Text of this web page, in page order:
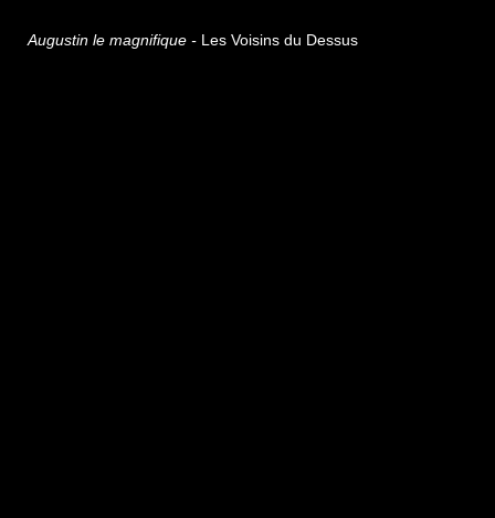
Augustin le magnifique - Les Voisins du Dessus